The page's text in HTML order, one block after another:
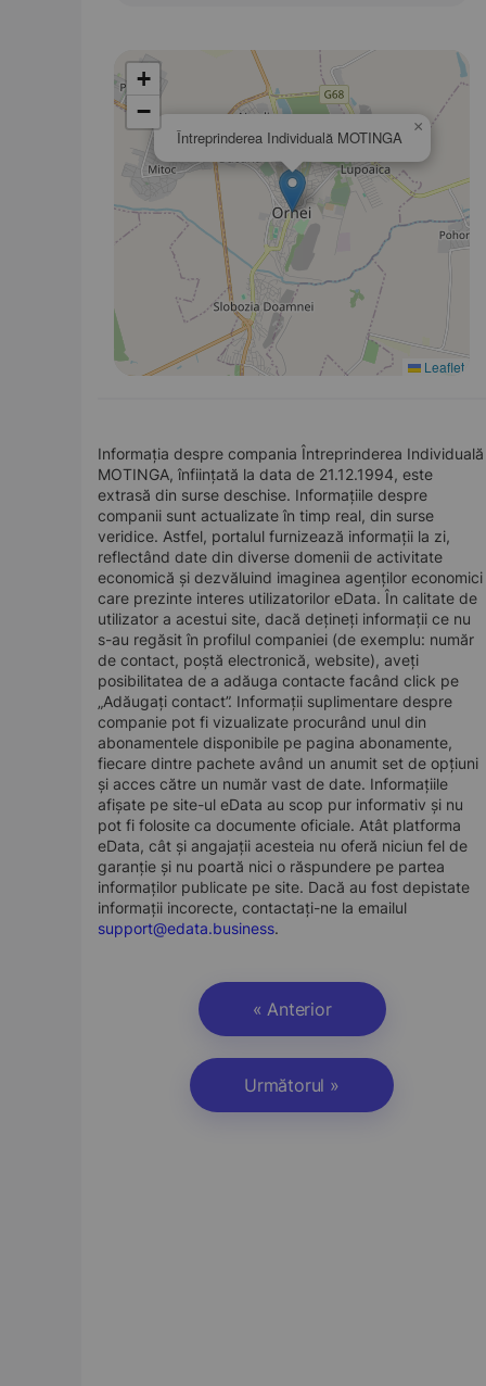
Întreprinderea Individuală MOTINGA
×
+
−
Leaflet
Informația despre compania Întreprinderea Individuală
MOTINGA, înființată la data de 21.12.1994, este
extrasă din surse deschise. Informațiile despre
companii sunt actualizate în timp real, din surse
veridice. Astfel, portalul furnizează informații la zi,
reflectând date din diverse domenii de activitate
economică și dezvăluind imaginea agenților economici
care prezinte interes utilizatorilor eData. În calitate de
utilizator a acestui site, dacă dețineți informații ce nu
s-au regăsit în profilul companiei (de exemplu: număr
de contact, poștă electronică, website), aveți
posibilitatea de a adăuga contacte facând click pe
„Adăugați contact”. Informații suplimentare despre
companie pot fi vizualizate procurând unul din
abonamentele disponibile pe pagina abonamente,
fiecare dintre pachete având un anumit set de opțiuni
și acces către un număr vast de date. Informațiile
afișate pe site-ul eData au scop pur informativ și nu
pot fi folosite ca documente oficiale. Atât platforma
eData, cât și angajații acesteia nu oferă niciun fel de
garanție și nu poartă nici o răspundere pe partea
informaților publicate pe site. Dacă au fost depistate
informații incorecte, contactați-ne la emailul
support@edata.business.
« Anterior
Următorul »